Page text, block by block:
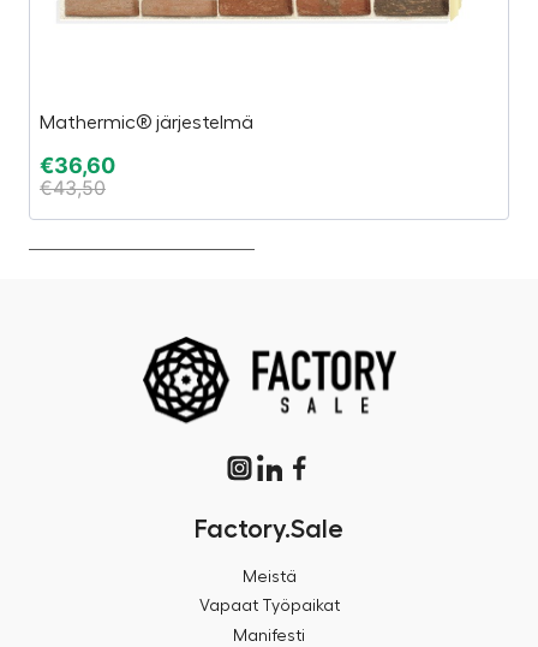
Mathermic® järjestelmä
€36,60
€43,50
Factory.Sale
Meistä
Vapaat Työpaikat
Manifesti